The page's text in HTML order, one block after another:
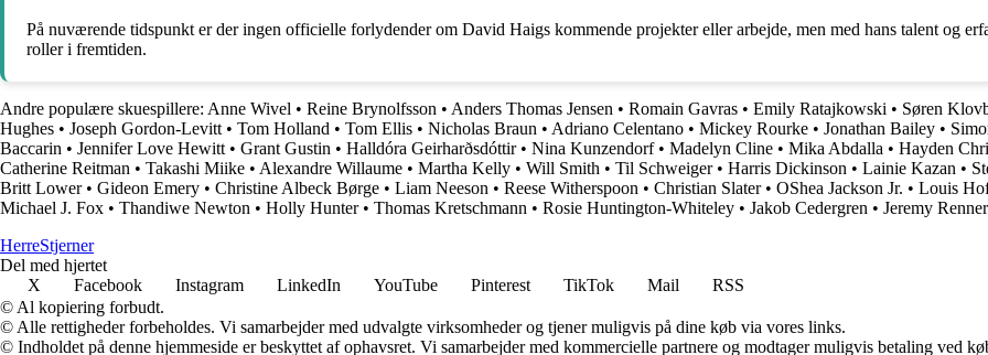
På nuværende tidspunkt er der ingen officielle forlydender om David Haigs kommende projekter eller arbejde, men med hans talent og
roller i fremtiden.
Andre populære skuespillere: Anne Wivel • Reine Brynolfsson • Anders Thomas Jensen • Romain Gavras • Emily Ratajkowski • Søren
Hughes • Joseph Gordon-Levitt • Tom Holland • Tom Ellis • Nicholas Braun • Adriano Celentano • Mickey Rourke • Jonathan Bailey •
Baccarin • Jennifer Love Hewitt • Grant Gustin • Halldóra Geirharðsdóttir• Nina Kunzendorf• Madelyn Cline • Mika Abdalla • Hayden
Catherine Reitman • Takashi Miike • Alexandre Willaume • Martha Kelly • Will Smith • Til Schweiger• Harris Dickinson • Lainie Kazan •
Britt Lower• Gideon Emery • Christine Albeck Børge • Liam Neeson • Reese Witherspoon • Christian Slater• OShea Jackson Jr. • Louis
Michael J. Fox • Thandiwe Newton • Holly Hunter• Thomas Kretschmann • Rosie Huntington-Whiteley • Jakob Cedergren • Jeremy Renner
HerreStjerner
Del med hjertet
X
Facebook Instagram LinkedIn YouTube Pinterest TikTok Mail
RSS
© Al kopiering forbudt.
© Alle rettigheder forbeholdes. Vi samarbejder med udvalgte virksomheder og tjener muligvis på dine køb via vores links.
© Indholdet på denne hjemmeside er beskyttet af ophavsret. Vi samarbejder med kommercielle partnere og modtager muligvis betaling ved